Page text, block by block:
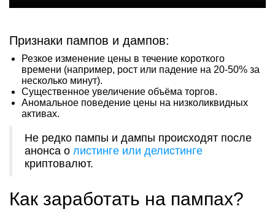
Признаки пампов и дампов:
Резкое изменение цены в течение короткого
времени (например, рост или падение на 20-50% за
несколько минут).
Существенное увеличение объёма торгов.
Аномальное поведение цены на низколиквидных
активах.
Не редко пампы и дампы происходят после
анонса о листинге или делистинге
криптовалют.
Как заработать на пампах?